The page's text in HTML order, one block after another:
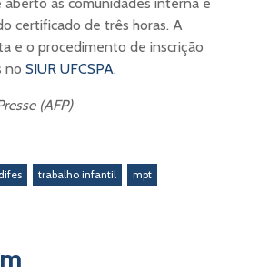
certificado de três horas. A
e o procedimento de inscrição
no SIUR UFCSPA.
(AFP)
trabalho infantil mpt